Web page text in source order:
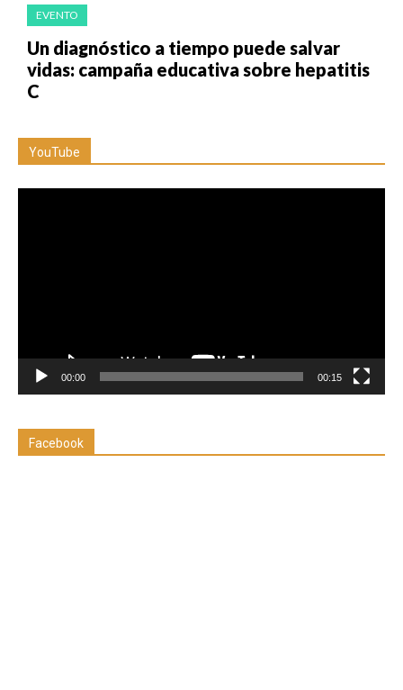
EVENTO
Un diagnóstico a tiempo puede salvar
vidas: campaña educativa sobre hepatitis
C
YouTube
00:00 00:15
Facebook